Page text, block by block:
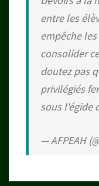
entre les
empêche
consolider
doutez pas
privilégiés
sous l'égide
— AFPEAH